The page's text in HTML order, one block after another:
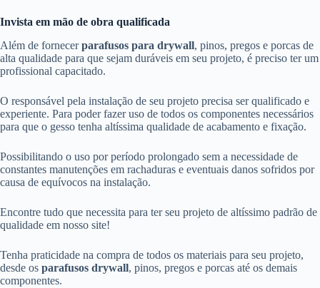
Invista em mão de obra qualificada
Além de fornecerparafusos para drywall, pinos, pregos e porcas de
alta qualidade para que sejam duráveis em seu projeto, é preciso ter um
profissional capacitado.
O responsável pela instalação de seu projeto precisa ser qualificado e
experiente. Para poder fazer uso de todos os componentes necessários
para que o gesso tenha altíssima qualidade de acabamento e fixação.
Possibilitando o uso por período prolongado sem a necessidade de
constantes manutenções em rachaduras e eventuais danos sofridos por
causa de equívocos na instalação.
Encontre tudo que necessita para ter seu projeto de altíssimo padrão de
qualidade em nosso site!
Tenha praticidade na compra de todos os materiais para seu projeto,
desde os parafusos drywall, pinos, pregos e porcas até os demais
componentes.